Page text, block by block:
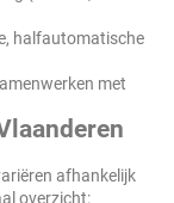
halfautomatische
met
afhankelijk
overzicht: